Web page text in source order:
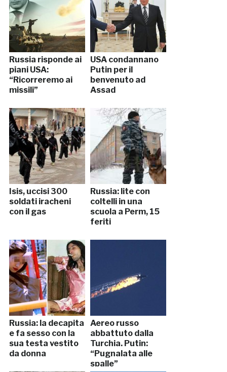
Russia risponde ai
piani USA:
“Ricorreremo ai
missili”
USA condannano
Putin per il
benvenuto ad
Assad
Isis, uccisi 300
soldati iracheni
con il gas
Russia: lite con
coltelli in una
scuola a Perm, 15
feriti
Russia: la decapita
e fa sesso con la
sua testa vestito
da donna
Aereo russo
abbattuto dalla
Turchia. Putin:
“Pugnalata alle
spalle”